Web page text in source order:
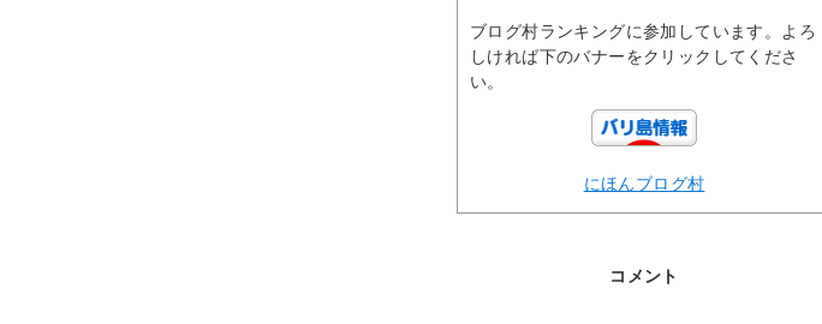
ブログ村ランキングに参加しています。よろ
しければ下のバナーをクリックしてくださ
い。
にほんブログ村
コメント